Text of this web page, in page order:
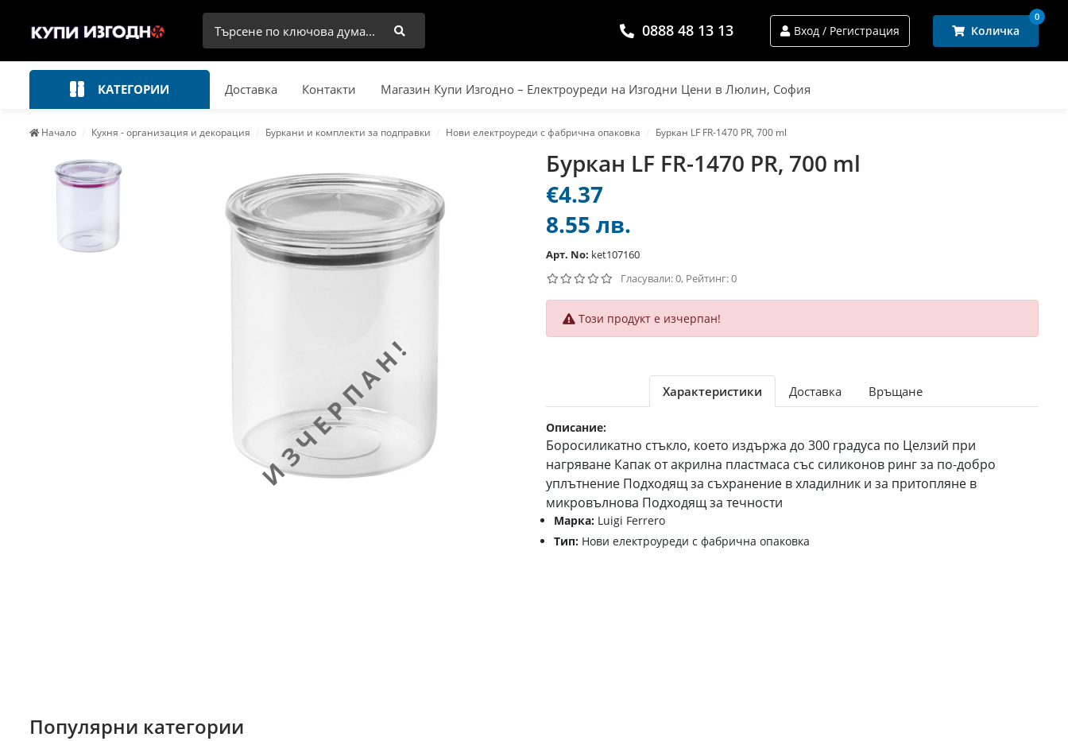
Търси 0888 48 13 13 Вход / Регистрация Количка
0
КАТЕГОРИИ Доставка Контакти Магазин Купи Изгодно – Електроуреди на Изгодни Цени в Люлин, София
Начало Кухня - организация и декорация Буркани и комплекти за подправки Нови електроуреди с фабрична опаковка Буркан LF FR-1470 PR, 700 ml
Буркан LF FR-1470 PR, 700 ml
€4.37
8.55 лв.
Арт. No: ket107160
Гласували: 0, Рейтинг: 0
Този продукт е изчерпан!
Характеристики Доставка Връщане
Описание:
Боросиликатно стъкло, което издържа до 300 градуса по Целзий при
нагряване Капак от акрилна пластмаса със силиконов ринг за по-добро
уплътнение Подходящ за съхранение в хладилник и за притопляне в
микровълнова Подходящ за течности
Марка: Luigi Ferrero
Тип: Нови електроуреди с фабрична опаковка
Популярни категории